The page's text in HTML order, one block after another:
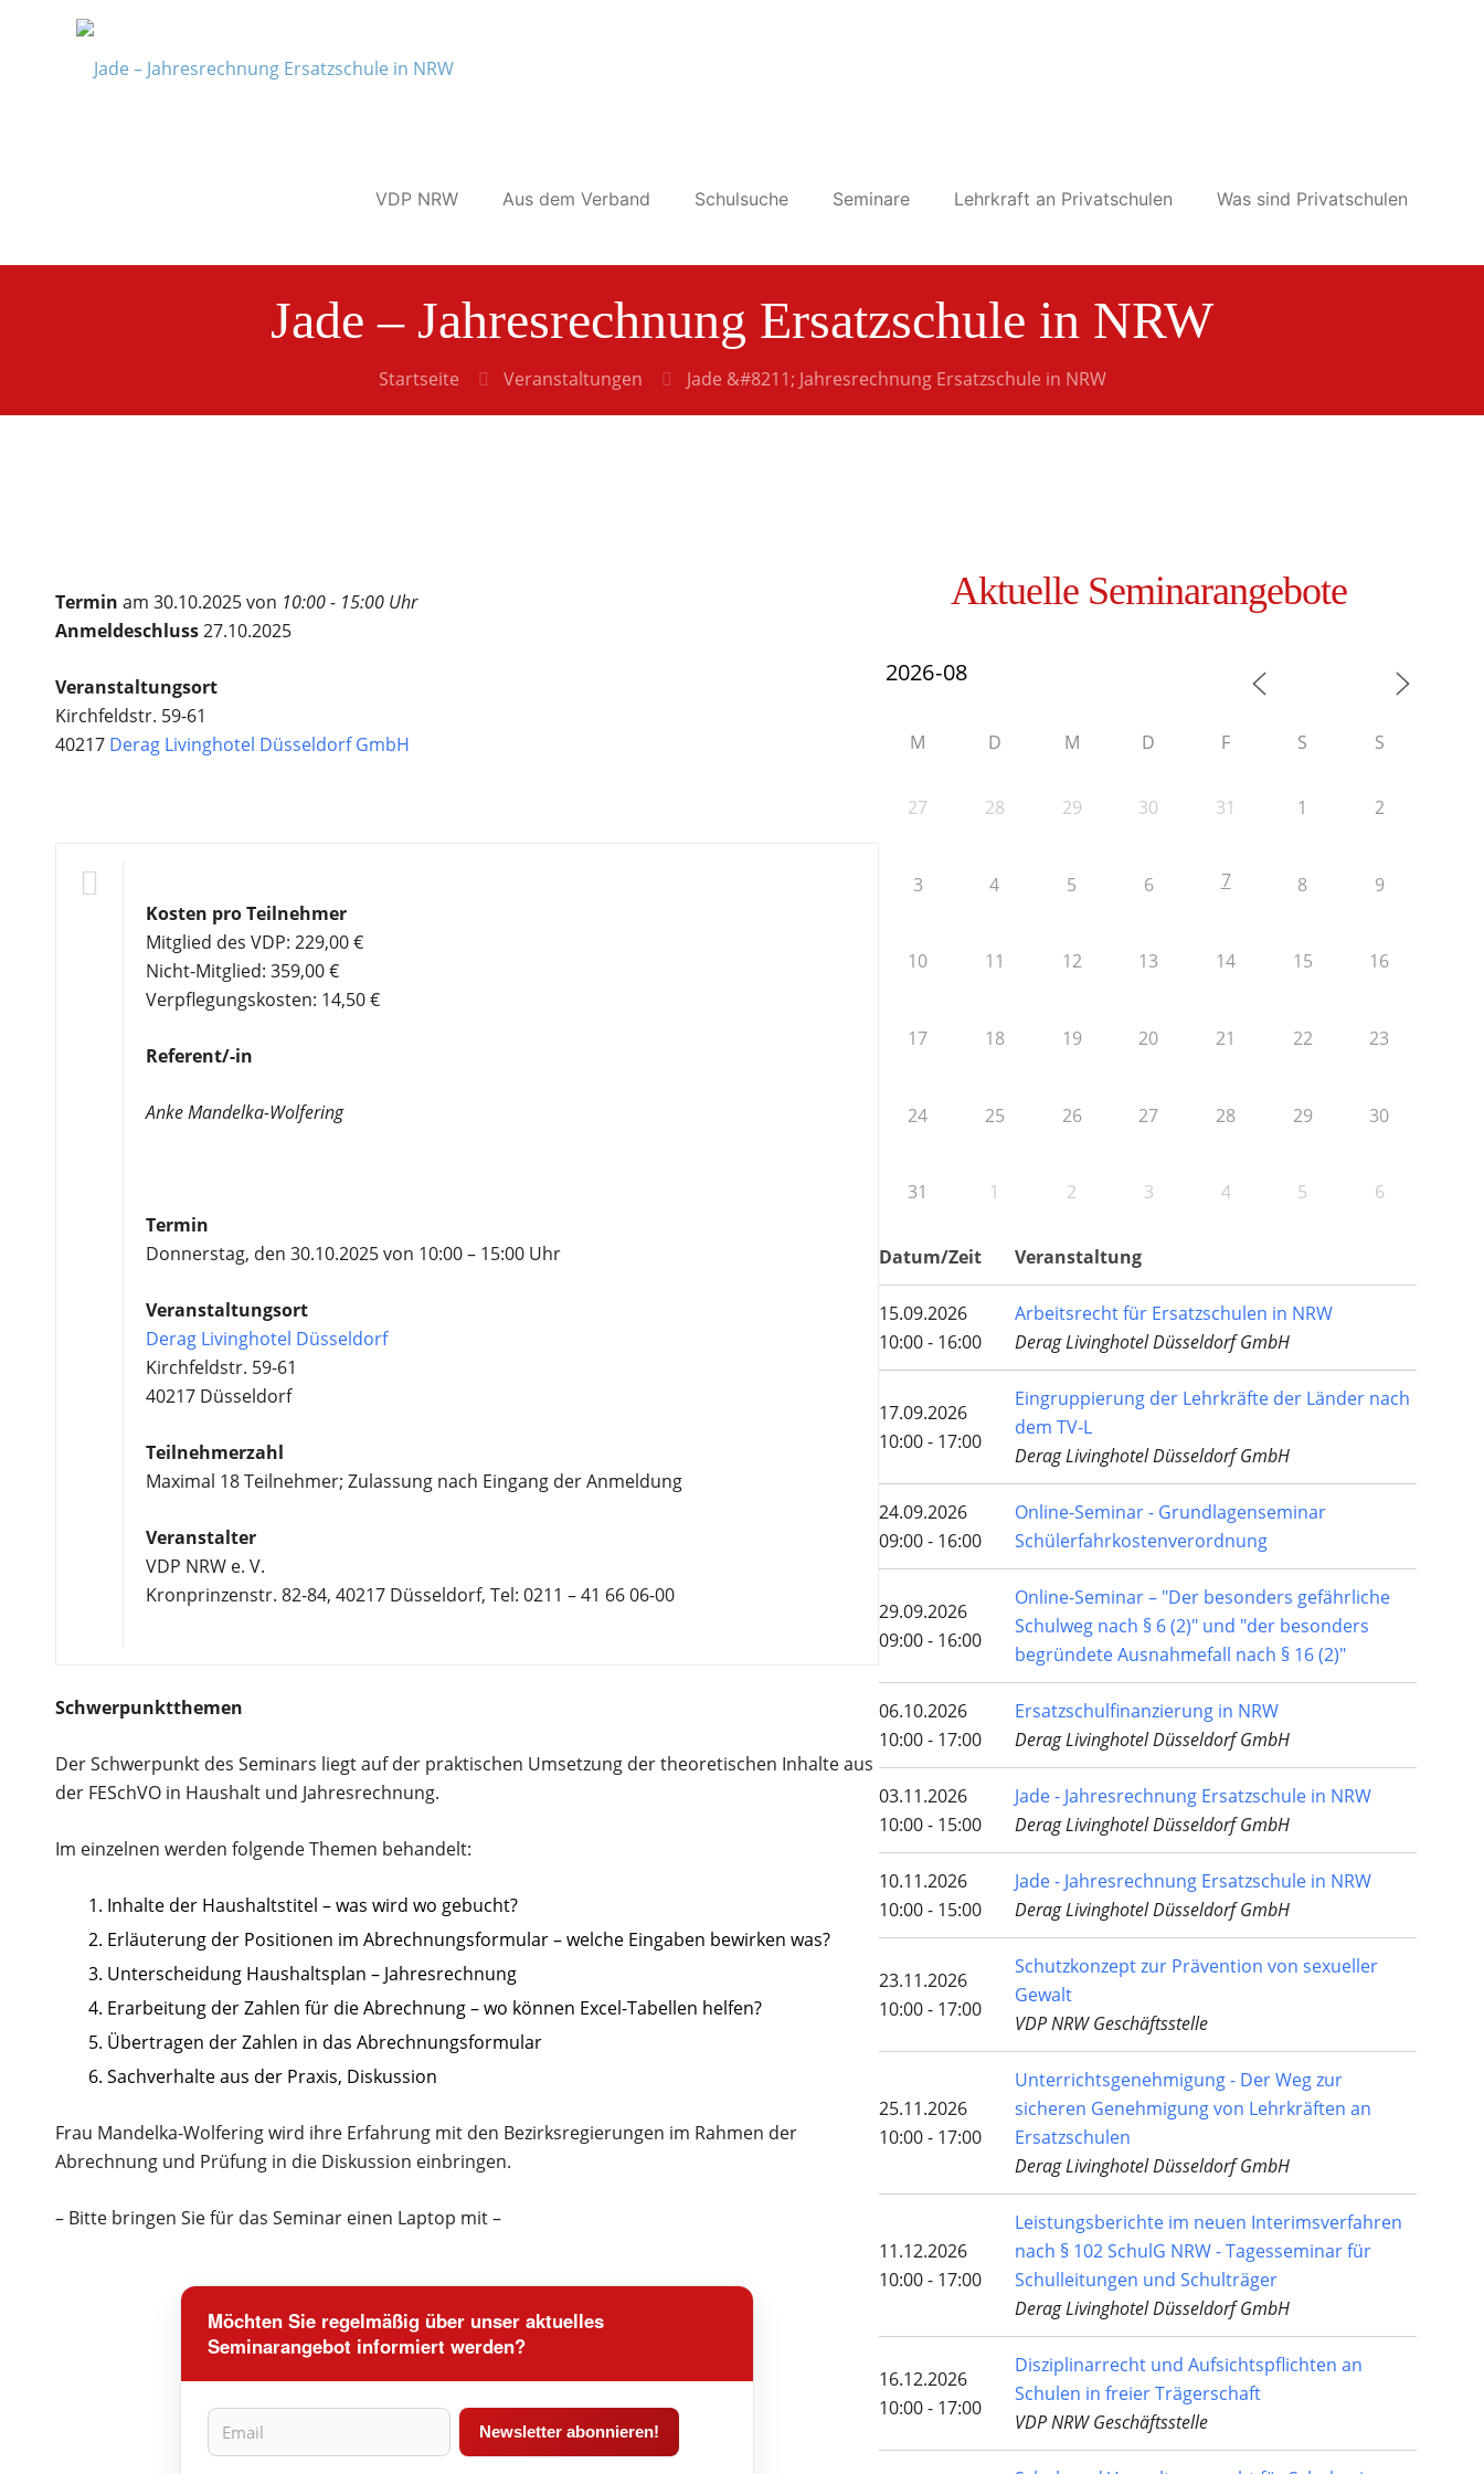
VDP NRW Aus dem Verband Schulsuche Seminare Lehrkraft an Privatschulen Was sind Privatschulen
Jade – Jahresrechnung Ersatzschule in NRW
Startseite Veranstaltungen Jade &#8211; Jahresrechnung Ersatzschule in NRW
Termin am 30.10.2025 von 10:00 - 15:00 Uhr
Anmeldeschluss27.10.2025
Veranstaltungsort
Kirchfeldstr. 59-61
40217 Derag Livinghotel Düsseldorf GmbH
Kosten pro Teilnehmer
Mitglied des VDP: 229,00 €
Nicht-Mitglied: 359,00 €
Verpflegungskosten: 14,50 €
Referent/-in
Anke Mandelka-Wolfering
Termin
Donnerstag, den 30.10.2025 von 10:00 – 15:00 Uhr
Veranstaltungsort
Derag Livinghotel Düsseldorf
Kirchfeldstr. 59-61
40217 Düsseldorf
Teilnehmerzahl
Maximal 18 Teilnehmer; Zulassung nach Eingang der Anmeldung
Veranstalter
VDP NRW e. V.
Kronprinzenstr. 82-84, 40217 Düsseldorf, Tel: 0211 – 41 66 06-00
Schwerpunktthemen
Der Schwerpunkt des Seminars liegt auf der praktischen Umsetzung der theoretischen Inhalte aus
der FESchVO in Haushalt und Jahresrechnung.
Im einzelnen werden folgende Themen behandelt:
Inhalte der Haushaltstitel – was wird wo gebucht?
Erläuterung der Positionen im Abrechnungsformular – welche Eingaben bewirken was?
Unterscheidung Haushaltsplan – Jahresrechnung
Erarbeitung der Zahlen für die Abrechnung – wo können Excel-Tabellen helfen?
Übertragen der Zahlen in das Abrechnungsformular
Sachverhalte aus der Praxis, Diskussion
Frau Mandelka-Wolfering wird ihre Erfahrung mit den Bezirksregierungen im Rahmen der
Abrechnung und Prüfung in die Diskussion einbringen.
– Bitte bringen Sie für das Seminar einen Laptop mit –
Möchten Sie regelmäßig über unser aktuelles
Seminarangebot informiert werden?
Aktuelle Seminarangebote
M D M D F S S
27 28 29 30 31 1 2
3 4 5 6 7 8 9
10 11 12 13 14 15 16
17 18 19 20 21 22 23
24 25 26 27 28 29 30
31 1 2 3 4 5 6
Datum/Zeit Veranstaltung
15.09.2026
10:00 - 16:00
Arbeitsrecht für Ersatzschulen in NRW
Derag Livinghotel Düsseldorf GmbH
17.09.2026
10:00 - 17:00
Eingruppierung der Lehrkräfte der Länder nach
dem TV-L
Derag Livinghotel Düsseldorf GmbH
24.09.2026
09:00 - 16:00
Online-Seminar - Grundlagenseminar
Schülerfahrkostenverordnung
29.09.2026
09:00 - 16:00
Online-Seminar – "Der besonders gefährliche
Schulweg nach § 6 (2)" und "der besonders
begründete Ausnahmefall nach § 16 (2)"
06.10.2026
10:00 - 17:00
Ersatzschulfinanzierung in NRW
Derag Livinghotel Düsseldorf GmbH
03.11.2026
10:00 - 15:00
Jade - Jahresrechnung Ersatzschule in NRW
Derag Livinghotel Düsseldorf GmbH
10.11.2026
10:00 - 15:00
Jade - Jahresrechnung Ersatzschule in NRW
Derag Livinghotel Düsseldorf GmbH
23.11.2026
10:00 - 17:00
Schutzkonzept zur Prävention von sexueller
Gewalt
VDP NRW Geschäftsstelle
25.11.2026
10:00 - 17:00
Unterrichtsgenehmigung - Der Weg zur
sicheren Genehmigung von Lehrkräften an
Ersatzschulen
Derag Livinghotel Düsseldorf GmbH
11.12.2026
10:00 - 17:00
Leistungsberichte im neuen Interimsverfahren
nach § 102 SchulG NRW - Tagesseminar für
Schulleitungen und Schulträger
Derag Livinghotel Düsseldorf GmbH
16.12.2026
10:00 - 17:00
Disziplinarrecht und Aufsichtspflichten an
Schulen in freier Trägerschaft
VDP NRW Geschäftsstelle